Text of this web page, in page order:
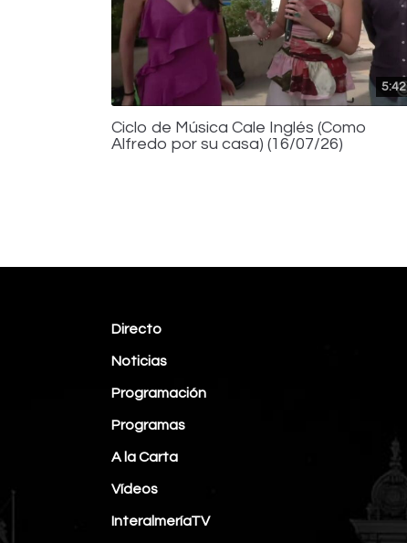
5:42
Ciclo de Música Cale Inglés (Como
Alfredo por su casa) (16/07/26)
Directo
Noticias
Programación
Programas
A la Carta
Vídeos
InteralmeríaTV